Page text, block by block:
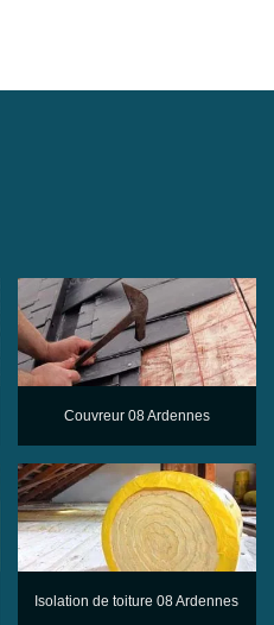
Couvreur 08 Ardennes
Isolation de toiture 08 Ardennes